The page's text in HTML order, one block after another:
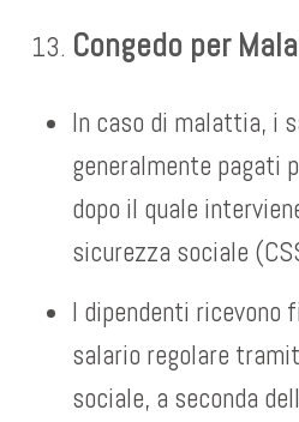
Congedo per
In caso di malattia, i
generalmente pagati
dopo il quale
sicurezza sociale
I dipendenti ricevono
salario regolare
sociale, a seconda